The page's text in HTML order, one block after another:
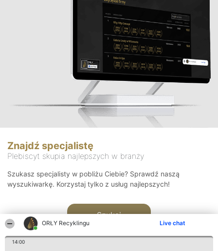
ORŁY Recyklingu Live chat
14:00
Znajdź specjalistę
Plebiscyt skupia najlepszych w branży
Szukasz specjalisty w pobliżu Ciebie? Sprawdź naszą
wyszukiwarkę. Korzystaj tylko z usług najlepszych!
Szukaj